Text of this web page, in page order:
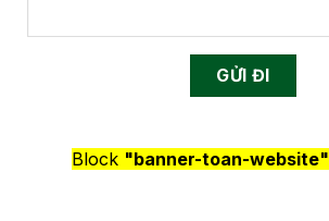
Block "banner-toan-website"